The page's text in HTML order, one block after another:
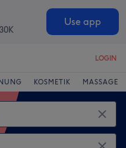
Use app
LOGIN
KOSMETIK MASSAGE